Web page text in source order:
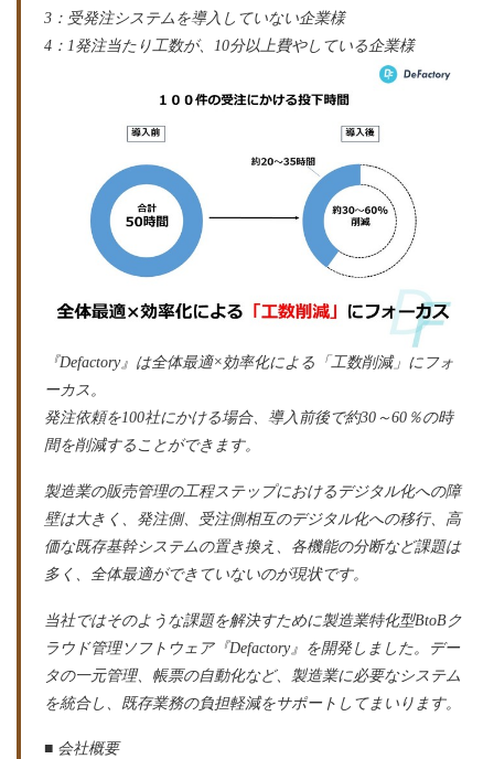
3：受発注システムを導入していない企業様
4：1発注当たり工数が、10分以上費やしている企業様
『Defactory』は全体最適×効率化による「工数削減」にフォ
ーカス。
発注依頼を100社にかける場合、導入前後で約30～60％の時
間を削減することができます。
製造業の販売管理の工程ステップにおけるデジタル化への障
壁は大きく、発注側、受注側相互のデジタル化への移行、高
価な既存基幹システムの置き換え、各機能の分断など課題は
多く、全体最適ができていないのが現状です。
当社ではそのような課題を解決すために製造業特化型BtoBク
ラウド管理ソフトウェア『Defactory』を開発しました。デー
タの一元管理、帳票の自動化など、製造業に必要なシステム
を統合し、既存業務の負担軽減をサポートしてまいります。
■ ​会社概要